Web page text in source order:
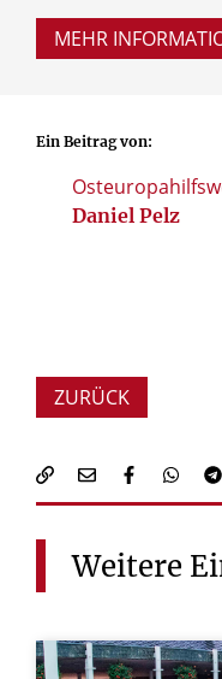
MEHR
Ein Beitrag von:
Daniel Pelz
ZURÜCK
Weitere